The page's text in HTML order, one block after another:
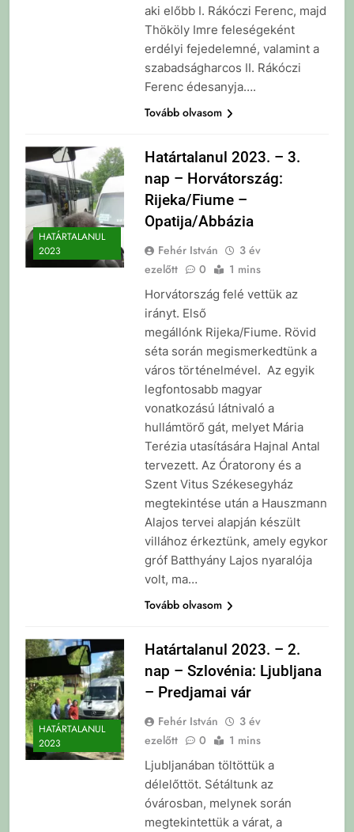
aki előbb I. Rákóczi Ferenc, majd
Thököly Imre feleségeként
erdélyi fejedelemné, valamint a
szabadságharcos II. Rákóczi
Ferenc édesanyja….
Tovább olvasom
HATÁRTALANUL
2023
Határtalanul 2023. – 3.
nap – Horvátország:
Rijeka/Fiume –
Opatija/Abbázia
Fehér István
3 év
ezelőtt
0 1 mins
Horvátország felé vettük az
irányt. Első
megállónk Rijeka/Fiume. Rövid
séta során megismerkedtünk a
város történelmével. Az egyik
legfontosabb magyar
vonatkozású látnivaló a
hullámtörő gát, melyet Mária
Terézia utasítására Hajnal Antal
tervezett. Az Óratorony és a
Szent Vitus Székesegyház
megtekintése után a Hauszmann
Alajos tervei alapján készült
villához érkeztünk, amely egykor
gróf Batthyány Lajos nyaralója
volt, ma…
Tovább olvasom
HATÁRTALANUL
2023
Határtalanul 2023. – 2.
nap – Szlovénia: Ljubljana
– Predjamai vár
Fehér István
3 év
ezelőtt
0 1 mins
Ljubljanában töltöttük a
délelőttöt. Sétáltunk az
óvárosban, melynek során
megtekintettük a várat, a